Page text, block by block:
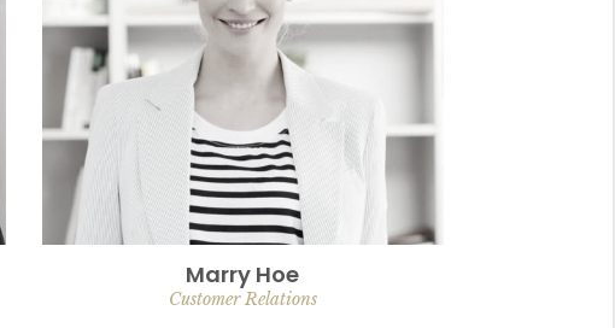
Marry Hoe
Customer Relations